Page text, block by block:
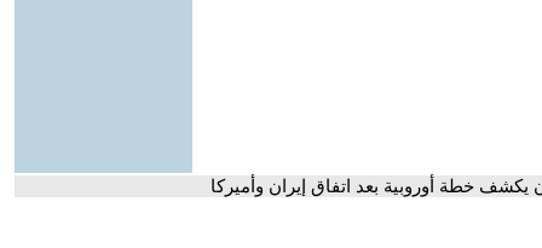
خطة أوروبية بعد اتفاق إيران وأميركا